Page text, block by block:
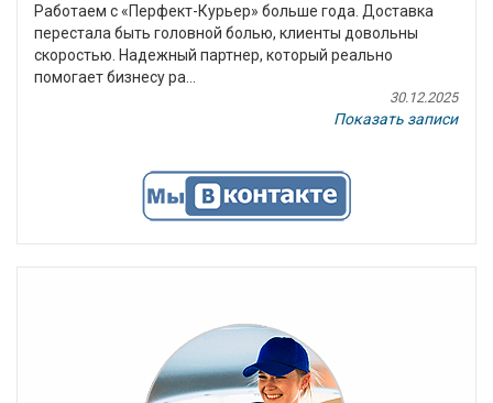
Работаем с «Перфект-Курьер» больше года. Доставка
перестала быть головной болью, клиенты довольны
скоростью. Надежный партнер, который реально
помогает бизнесу ра...
30.12.2025
Показать записи